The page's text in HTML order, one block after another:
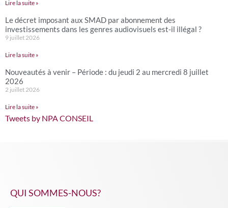
Lire la suite »
Le décret imposant aux SMAD par abonnement des
investissements dans les genres audiovisuels est-il illégal ?
9 juillet 2026
Lire la suite »
Nouveautés à venir – Période : du jeudi 2 au mercredi 8 juillet
2026
2 juillet 2026
Lire la suite »
Tweets by NPA CONSEIL
QUI SOMMES-NOUS?